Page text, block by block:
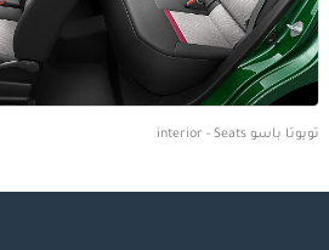
تويوتا باسو interior - Seats